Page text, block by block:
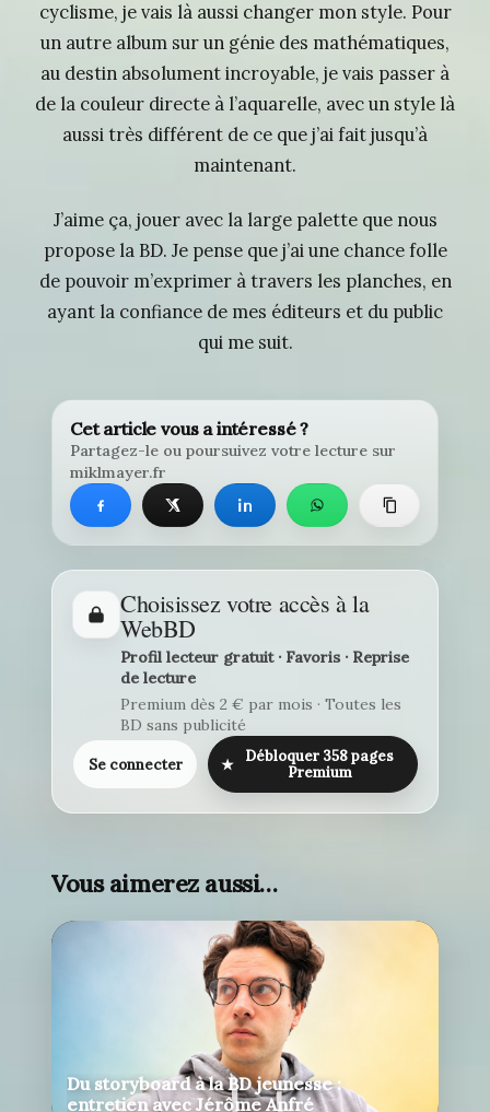
cyclisme, je vais là aussi changer mon style. Pour
un autre album sur un génie des mathématiques,
au destin absolument incroyable, je vais passer à
de la couleur directe à l’aquarelle, avec un style là
aussi très différent de ce que j’ai fait jusqu’à
maintenant.
J’aime ça, jouer avec la large palette que nous
propose la BD. Je pense que j’ai une chance folle
de pouvoir m’exprimer à travers les planches, en
ayant la confiance de mes éditeurs et du public
qui me suit.
Cet article vous a intéressé ?
Partagez-le ou poursuivez votre lecture sur
miklmayer.fr
Choisissez votre accès à la
WebBD
Profil lecteur gratuit · Favoris · Reprise
de lecture
Premium dès 2 € par mois · Toutes les
BD sans publicité
Se connecter ★
Débloquer 358 pages
Premium
Vous aimerez aussi…
Du storyboard à la BD jeunesse :
entretien avec Jérôme Anfré